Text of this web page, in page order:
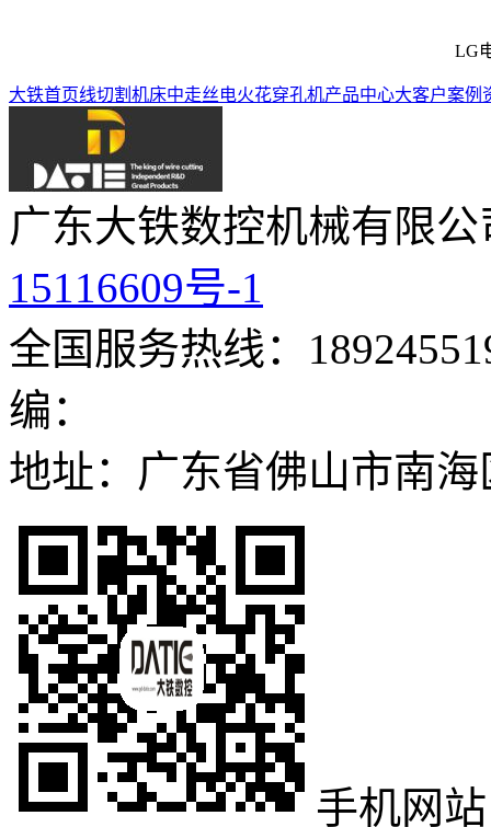
LG
大铁首页线切割机床中走丝电火花穿孔机产品中心大客户案例
广东大铁数控机械有限公
15116609号-1
全国服务热线：
编：
地址：广东省佛山市南
手机网站